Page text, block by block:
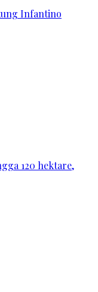
Infantino
120 hektare,